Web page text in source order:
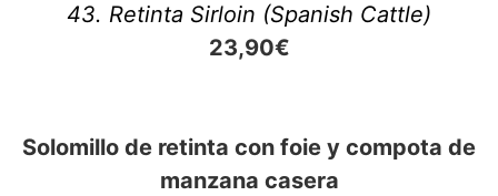
43. Retinta Sirloin (Spanish Cattle)
23,90€
Solomillo de retinta con foie y compota de
manzana casera